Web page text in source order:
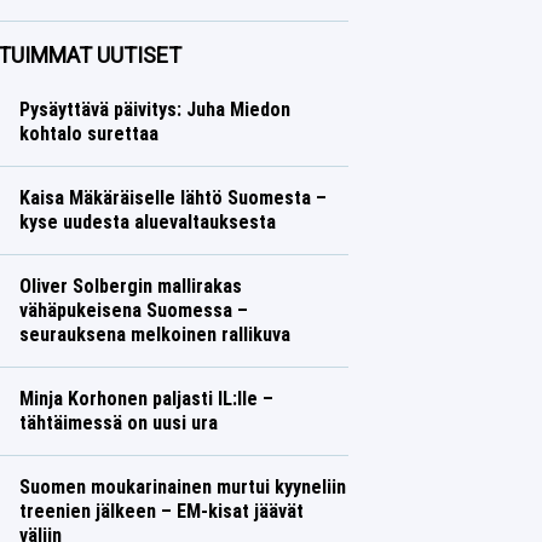
UUTISET
Pysäyttävä päivitys: Juha Miedon
kohtalo surettaa
Kaisa Mäkäräiselle lähtö Suomesta –
kyse uudesta aluevaltauksesta
Oliver Solbergin mallirakas
vähäpukeisena Suomessa –
seurauksena melkoinen rallikuva
Minja Korhonen paljasti IL:lle –
tähtäimessä on uusi ura
Suomen moukarinainen murtui kyyneliin
treenien jälkeen – EM-kisat jäävät
väliin